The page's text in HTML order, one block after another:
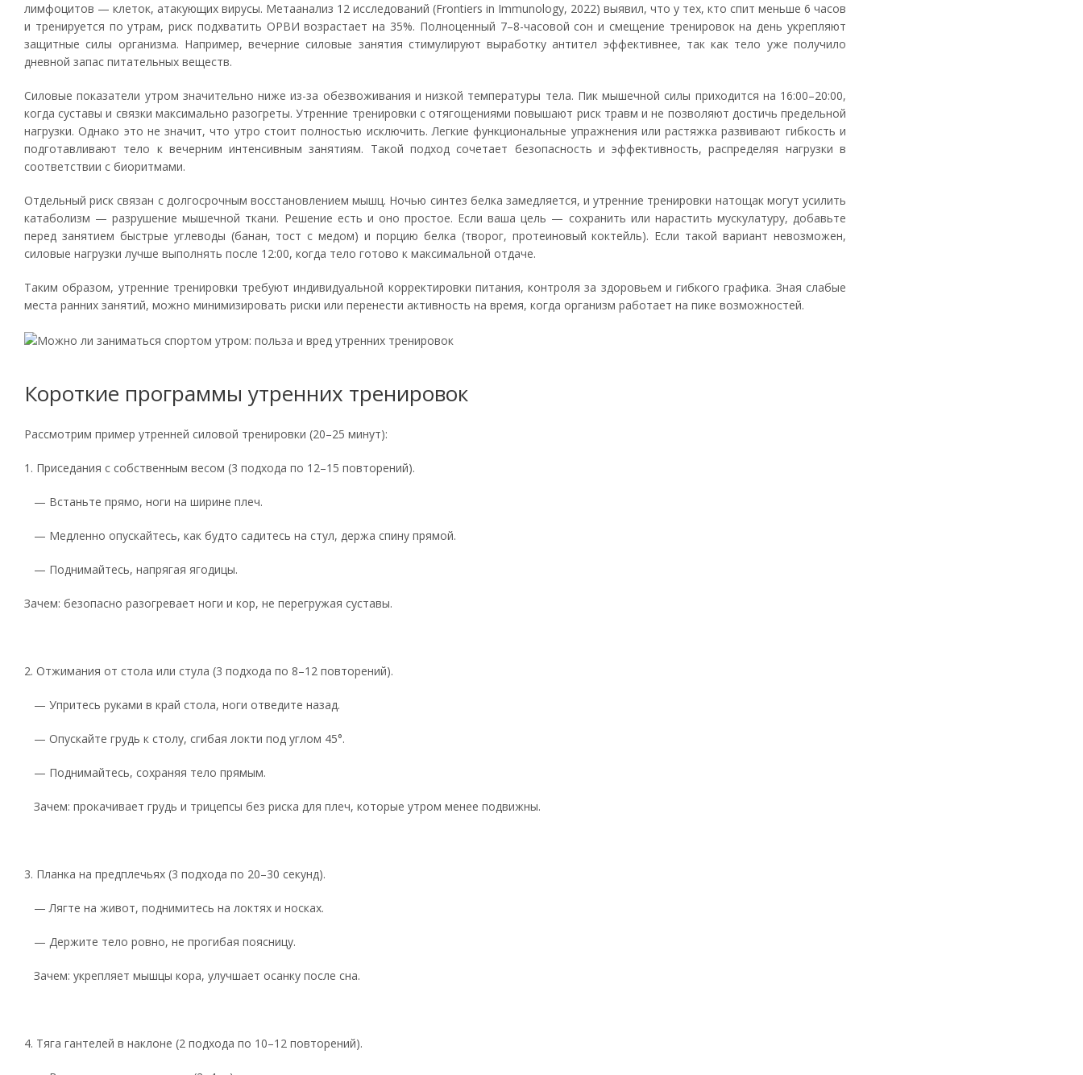
лимфоцитов — клеток, атакующих вирусы. Метаанализ 12 исследований (Frontiers in Immunology, 2022) выявил, что у тех, кто спит меньше 6 часов
и тренируется по утрам, риск подхватить ОРВИ возрастает на 35%. Полноценный 7–8-часовой сон и смещение тренировок на день укрепляют
защитные силы организма. Например, вечерние силовые занятия стимулируют выработку антител эффективнее, так как тело уже получило
дневной запас питательных веществ.
Силовые показатели утром значительно ниже из-за обезвоживания и низкой температуры тела. Пик мышечной силы приходится на 16:00–20:00,
когда суставы и связки максимально разогреты. Утренние тренировки с отягощениями повышают риск травм и не позволяют достичь предельной
нагрузки. Однако это не значит, что утро стоит полностью исключить. Легкие функциональные упражнения или растяжка развивают гибкость и
подготавливают тело к вечерним интенсивным занятиям. Такой подход сочетает безопасность и эффективность, распределяя нагрузки в
соответствии с биоритмами.
Отдельный риск связан с долгосрочным восстановлением мышц. Ночью синтез белка замедляется, и утренние тренировки натощак могут усилить
катаболизм — разрушение мышечной ткани. Решение есть и оно простое. Если ваша цель — сохранить или нарастить мускулатуру, добавьте
перед занятием быстрые углеводы (банан, тост с медом) и порцию белка (творог, протеиновый коктейль). Если такой вариант невозможен,
силовые нагрузки лучше выполнять после 12:00, когда тело готово к максимальной отдаче.
Таким образом, утренние тренировки требуют индивидуальной корректировки питания, контроля за здоровьем и гибкого графика. Зная слабые
места ранних занятий, можно минимизировать риски или перенести активность на время, когда организм работает на пике возможностей.
Короткие программы утренних тренировок
Рассмотрим пример утренней силовой тренировки (20–25 минут):
1. Приседания с собственным весом (3 подхода по 12–15 повторений).
— Встаньте прямо, ноги на ширине плеч.
— Медленно опускайтесь, как будто садитесь на стул, держа спину прямой.
— Поднимайтесь, напрягая ягодицы.
Зачем: безопасно разогревает ноги и кор, не перегружая суставы.
2. Отжимания от стола или стула (3 подхода по 8–12 повторений).
— Упритесь руками в край стола, ноги отведите назад.
— Опускайте грудь к столу, сгибая локти под углом 45°.
— Поднимайтесь, сохраняя тело прямым.
Зачем: прокачивает грудь и трицепсы без риска для плеч, которые утром менее подвижны.
3. Планка на предплечьях (3 подхода по 20–30 секунд).
— Лягте на живот, поднимитесь на локтях и носках.
— Держите тело ровно, не прогибая поясницу.
Зачем: укрепляет мышцы кора, улучшает осанку после сна.
4. Тяга гантелей в наклоне (2 подхода по 10–12 повторений).